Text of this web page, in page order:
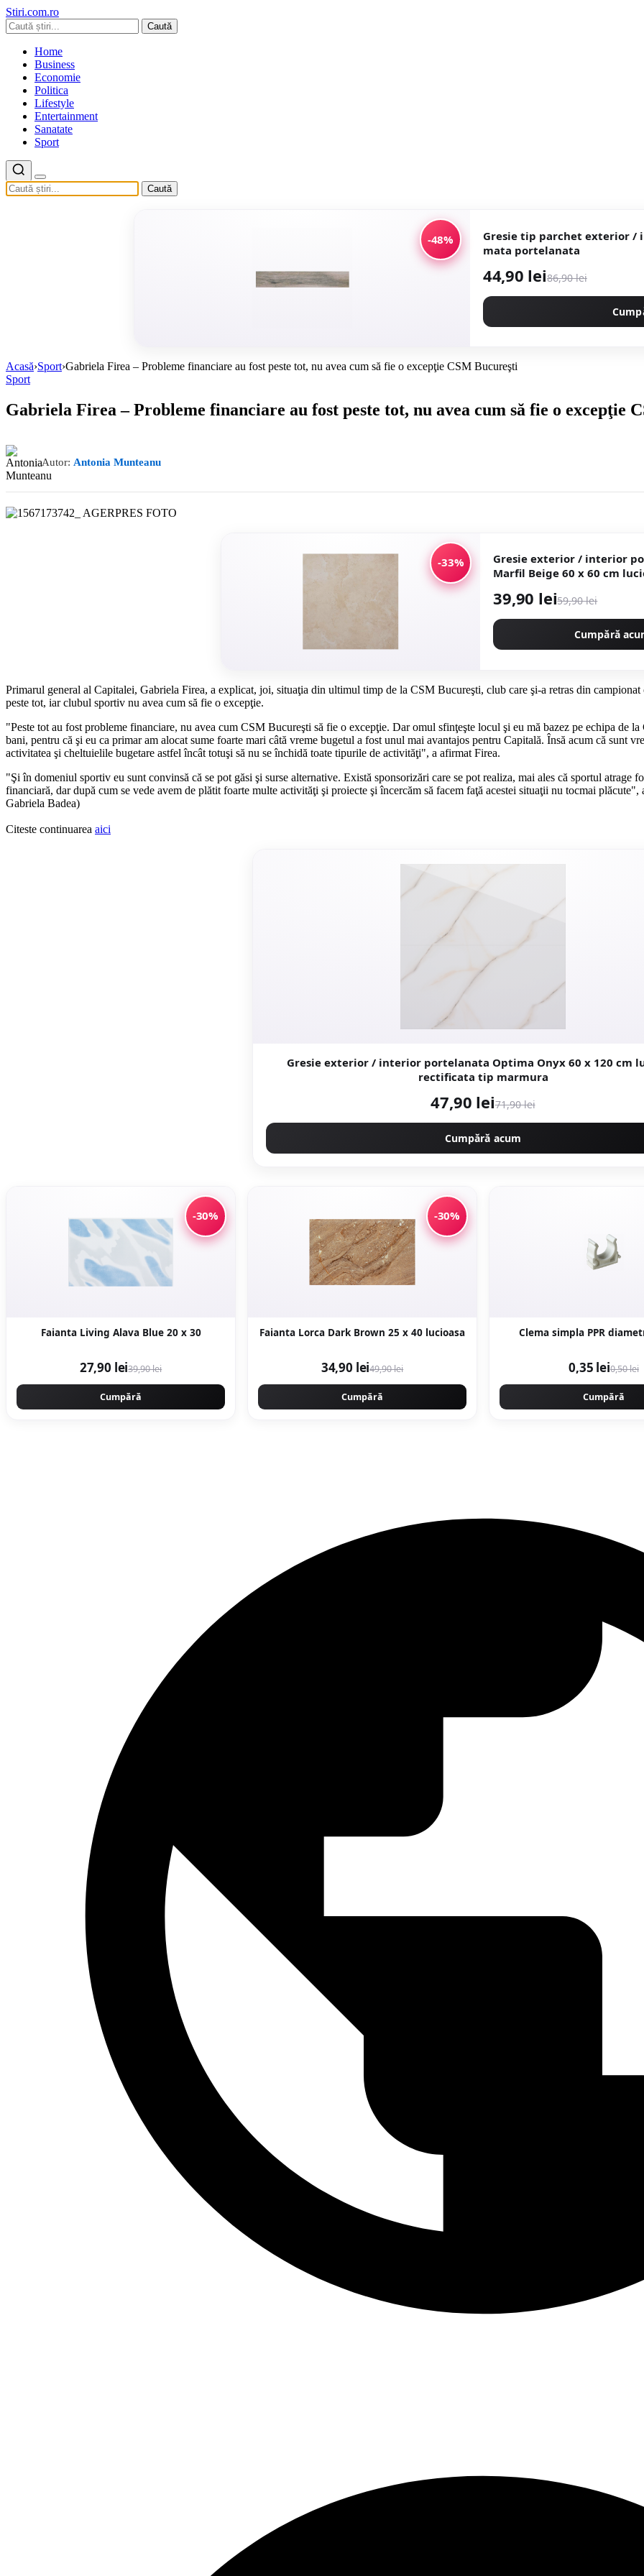
Stiri.com.ro
Caută
Home
Business
Economie
Politica
Lifestyle
Entertainment
Sanatate
Sport
Caută
-48%
Gresie tip parchet exterior / interior
mata portelanata
44,90 lei86,90 lei
Acasă›Sport›Gabriela Firea – Probleme financiare au fost peste tot, nu avea cum să fie o excepţie CSM Bucureşti
Sport
Gabriela Firea – Probleme financiare au fost peste tot, nu avea cum să fie o excepţie
Autor: Antonia Munteanu
-33%
Gresie exterior / interior
Marfil Beige 60 x 60 cm lucioasa rectificata
39,90 lei59,90 lei
Cumpără
Primarul general al Capitalei, Gabriela Firea, a explicat, joi, situaţia din ultimul timp de la CSM Bucureşti, club care şi-a retras din
peste tot, iar clubul sportiv nu avea cum să fie o excepţie.
"Peste tot au fost probleme financiare, nu avea cum CSM Bucureşti să fie o excepţie. Dar omul sfinţeşte locul şi eu mă bazez pe echipa de
bani, pentru că şi eu ca primar am alocat sume foarte mari câtă vreme bugetul a fost unul mai avantajos pentru Capitală. Însă acum că sunt
activitatea şi cheltuielile bugetare astfel încât totuşi să nu se închidă toate tipurile de activităţi", a afirmat Firea.
"Şi în domeniul sportiv eu sunt convinsă că se pot găsi şi surse alternative. Există sponsorizări care se pot realiza, mai ales că sportul atrage
financiară, dar după cum se vede avem de plătit foarte multe activităţi şi proiecte şi încercăm să facem faţă acestei situaţii nu tocmai
Gabriela Badea)
Citeste continuarea aici
Gresie exterior / interior portelanata Optima Onyx 60 x 120 cm lucioasa
rectificata tip marmura
47,90 lei71,90 lei
Cumpără acum
-30%
Faianta Living Alava Blue 20 x 30
27,90 lei39,90 lei
Cumpără
-30%
Faianta Lorca Dark Brown 25 x 40 lucioasa
34,90 lei49,90 lei
Cumpără
Clema simpla
0,35 lei0,50 lei
Cumpără